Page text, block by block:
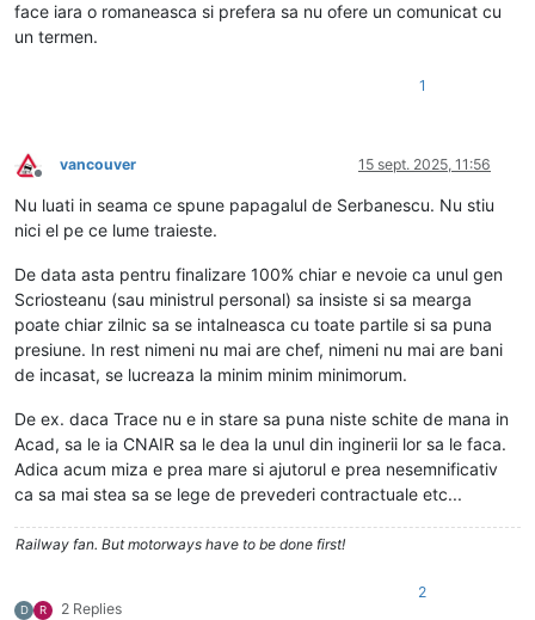
face iara o romaneasca si prefera sa nu ofere un comunicat cu
un termen.
1
Deconectat
vancouver 15 sept. 2025, 11:56
Nu luati in seama ce spune papagalul de Serbanescu. Nu stiu
nici el pe ce lume traieste.
De data asta pentru finalizare 100% chiar e nevoie ca unul gen
Scriosteanu (sau ministrul personal) sa insiste si sa mearga
poate chiar zilnic sa se intalneasca cu toate partile si sa puna
presiune. In rest nimeni nu mai are chef, nimeni nu mai are bani
de incasat, se lucreaza la minim minim minimorum.
De ex. daca Trace nu e in stare sa puna niste schite de mana in
Acad, sa le ia CNAIR sa le dea la unul din inginerii lor sa le faca.
Adica acum miza e prea mare si ajutorul e prea nesemnificativ
ca sa mai stea sa se lege de prevederi contractuale etc...
Railway fan. But motorways have to be done first!
D R 2 Replies
2